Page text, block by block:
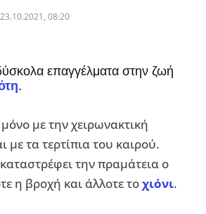
23.10.2021, 08:20
επαγγέλματα στην ζωή
.
μόνο με την χειρωνακτική
με τα τερτίπια του καιρού.
την πραμάτεια ο
η βροχή και άλλοτε τοχιόνι.